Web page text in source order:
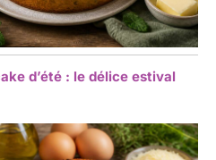
d’été : le délice estival